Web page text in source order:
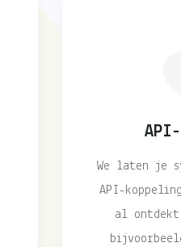
We laten je
API-
al ontdekt